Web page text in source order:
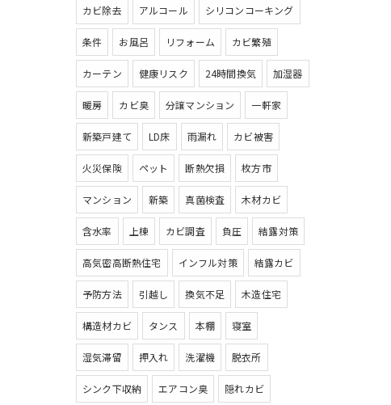
カビ除去 アルコール シリコンコーキング
条件 お風呂 リフォーム カビ繁殖
カーテン 健康リスク 24時間換気 加湿器
暖房 カビ臭 分譲マンション 一軒家
新築戸建て LD床 雨漏れ カビ被害
火災保険 ペット 断熱欠損 枚方市
マンション 新築 真菌検査 木材カビ
含水率 上棟 カビ調査 負圧 結露対策
高気密高断熱住宅 インフル対策 結露カビ
予防方法 引越し 換気不足 木造住宅
構造材カビ タンス 本棚 寝室
湿気滞留 押入れ 洗濯機 脱衣所
シンク下収納 エアコン臭 隠れカビ